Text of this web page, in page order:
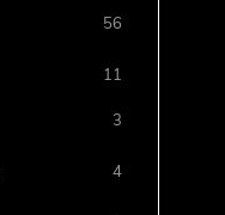
56
11
3
4